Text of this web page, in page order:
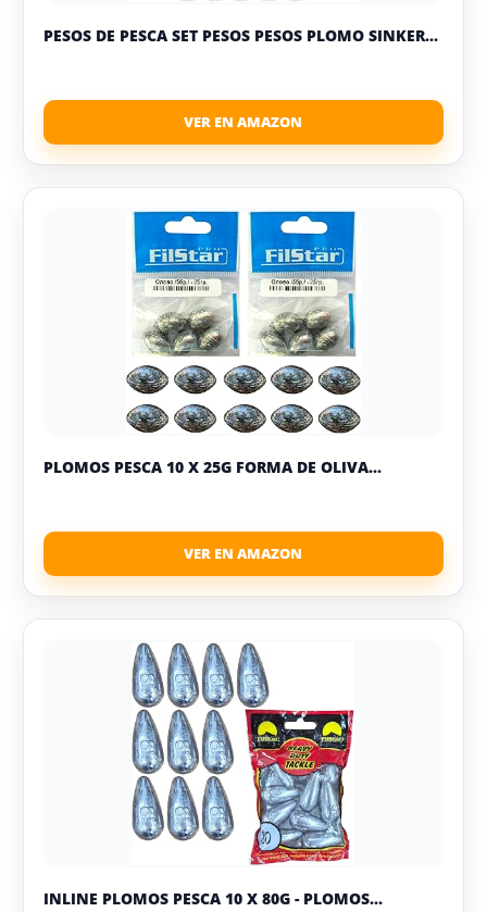
PESOS DE PESCA SET PESOS PESOS PLOMO SINKER...
PLOMOS PESCA 10 X 25G FORMA DE OLIVA...
INLINE PLOMOS PESCA 10 X 80G - PLOMOS...